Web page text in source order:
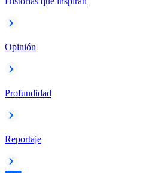
Opinión
Profundidad
Reportaje